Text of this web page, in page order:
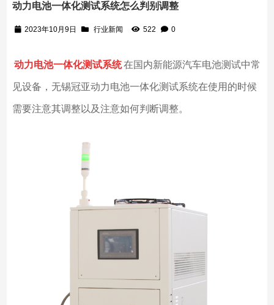
动力电池一体化测试系统怎么判别调整
2023年10月9日 行业新闻 522 0
动力电池一体化测试系统在国内新能源汽车电池测试中常
见设备，无锡冠亚动力电池一体化测试系统在使用的时候
需要注意其调整以及注意如何判断调整。